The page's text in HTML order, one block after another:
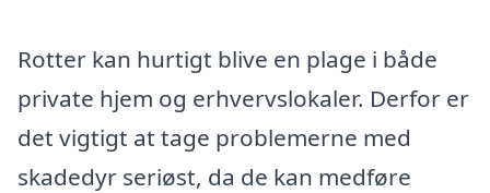
Rotter kan hurtigt blive en plage i både
private hjem og erhvervslokaler. Derfor er
det vigtigt at tage problemerne med
skadedyr seriøst, da de kan medføre